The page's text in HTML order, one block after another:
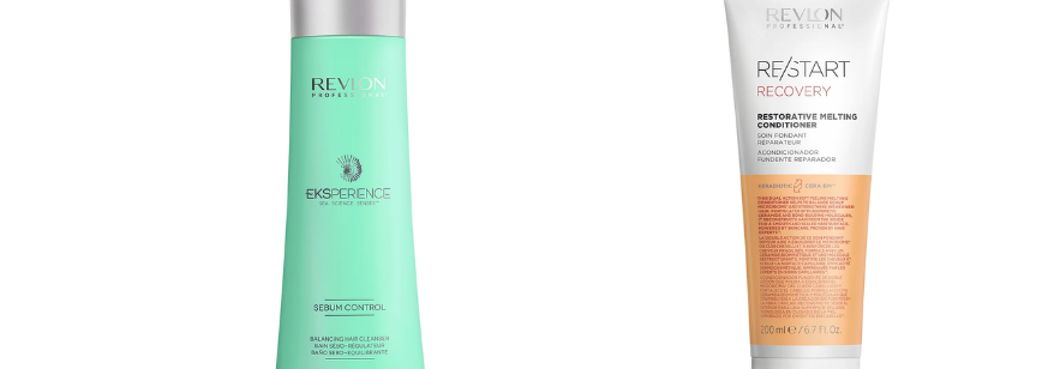
Erikoistarjous
Sponsoriltamme
IdealofMeD Kauppa
Kaikki IdealofMeDin tuotteet -20 %!
Varaa terveystarkastus
nyt vain 200 €
hintaan.
KATSO TARJOUS